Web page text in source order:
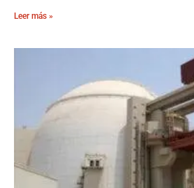
Leer más »